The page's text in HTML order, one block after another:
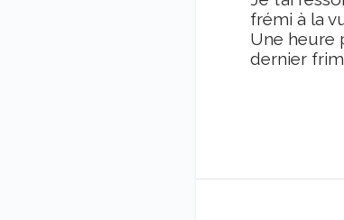
frémi à la
Une heure
dernier